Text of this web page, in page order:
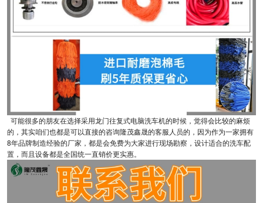
可能很多的朋友在选择采用龙门往复式电脑洗车机的时候，觉得会比较的麻烦
的，其实咱们也都是可以直接的咨询隆茂鑫晟的客服人员的，因为作为一家拥有
8年品牌制造经验的厂家，都是会免费为大家进行现场勘察，设计适合的洗车配
置，而且设备都是全国统一直销价更实惠。